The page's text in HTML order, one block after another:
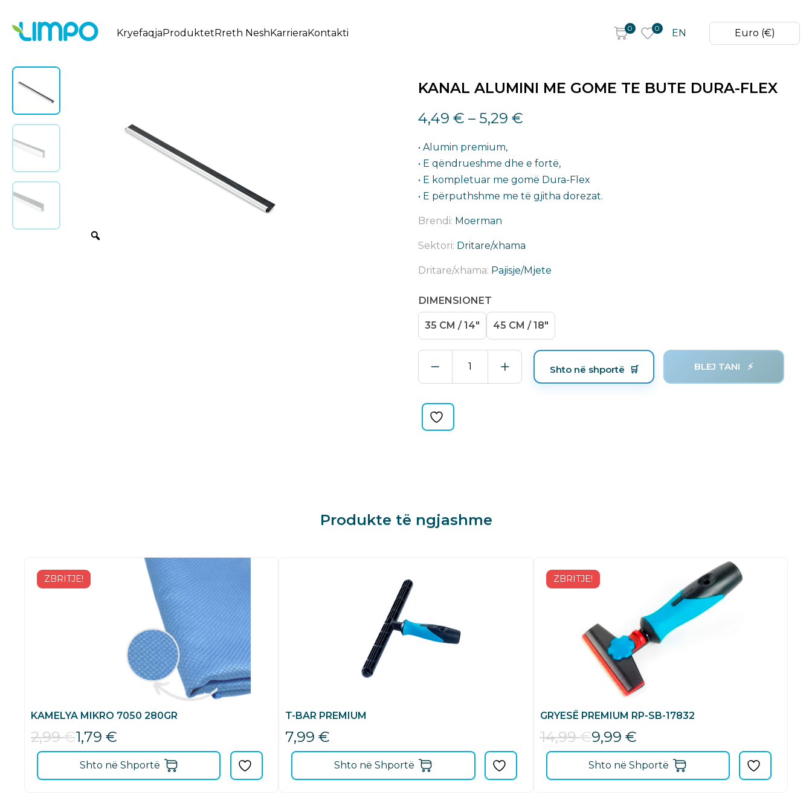
KryefaqjaProduktetRreth NeshKarrieraKontakti 0 0 EN Euro (€)
KANAL ALUMINI ME GOME TE BUTE DURA-FLEX
4,49 € – 5,29 €
• Alumin premium,
• E qëndrueshme dhe e fortë,
• E kompletuar me gomë Dura-Flex
• E përputhshme me të gjitha dorezat.
Brendi: Moerman
Sektori: Dritare/xhama
Dritare/xhama: Pajisje/Mjete
DIMENSIONET
35 CM / 14" 45 CM / 18"
KANAL
ALUMINI
ME
TE
BUTE
Shto në shportë BLEJ TANI
Produkte të ngjashme
ZBRITJE!
KAMELYA MIKRO 7050 280GR
2,99€1,79 €
Shto në Shportë
T-BAR PREMIUM
7,99€
Shto në Shportë
ZBRITJE!
GRYESË PREMIUM RP-SB-17832
14,99€9,99 €
Shto në Shportë